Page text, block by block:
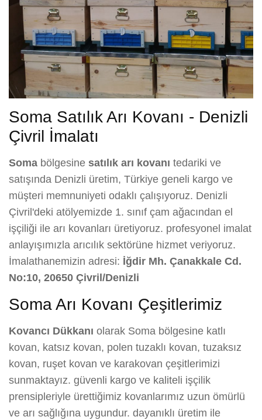
Soma Satılık Arı Kovanı - Denizli
Çivril İmalatı
Soma bölgesine satılık arı kovanı tedariki ve
satışında Denizli üretim, Türkiye geneli kargo ve
müşteri memnuniyeti odaklı çalışıyoruz. Denizli
Çivril'deki atölyemizde 1. sınıf çam ağacından el
işçiliği ile arı kovanları üretiyoruz. profesyonel imalat
anlayışımızla arıcılık sektörüne hizmet veriyoruz.
İmalathanemizin adresi: İğdir Mh. Çanakkale Cd.
No:10, 20650 Çivril/Denizli
Soma Arı Kovanı Çeşitlerimiz
Kovancı Dükkanı olarak Soma bölgesine katlı
kovan, katsız kovan, polen tuzaklı kovan, tuzaksız
kovan, ruşet kovan ve karakovan çeşitlerimizi
sunmaktayız. güvenli kargo ve kaliteli işçilik
prensipleriyle ürettiğimiz kovanlarımız uzun ömürlü
ve arı sağlığına uygundur. dayanıklı üretim ile